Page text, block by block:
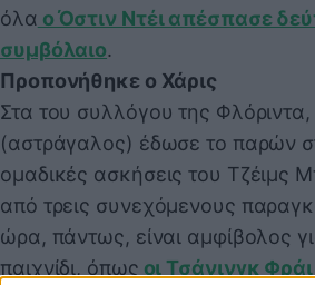
όλα ο Όστιν Ντέι απέσπασε
συμβόλαιο.
Προπονήθηκε ο Χάρις
Στα του συλλόγου της Φλόριντα,
(αστράγαλος) έδωσε το παρών
ομαδικές ασκήσεις του Τζέιμς
από τρεις συνεχόμενους
ώρα, πάντως, είναι αμφίβολος
παιχνίδι, όπως οι Τσάνινγκ